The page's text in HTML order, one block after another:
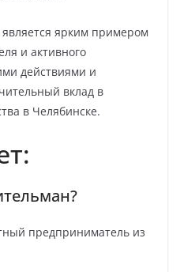
ярким примером
и активного
действиями и
вклад в
в Челябинске.
предприниматель из